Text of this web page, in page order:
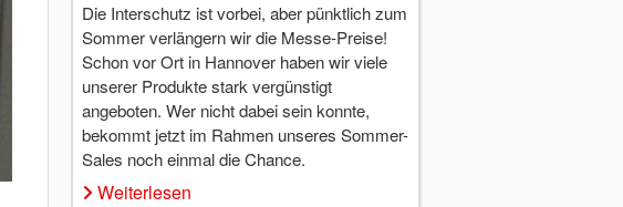
Die Interschutz ist vorbei, aber pünktlich zum
Sommer verlängern wir die Messe-Preise!
Schon vor Ort in Hannover haben wir viele
unserer Produkte stark vergünstigt
angeboten. Wer nicht dabei sein konnte,
bekommt jetzt im Rahmen unseres Sommer-
Sales noch einmal die Chance.
Weiterlesen